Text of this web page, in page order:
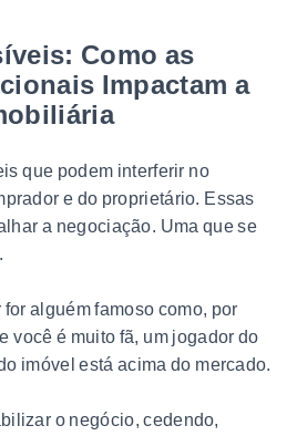
Como as
Impactam a
que podem interferir no
e do proprietário. Essas
a negociação. Uma que se
for alguém famoso como, por
você é muito fã, um jogador do
imóvel está acima do mercado.
o negócio, cedendo,